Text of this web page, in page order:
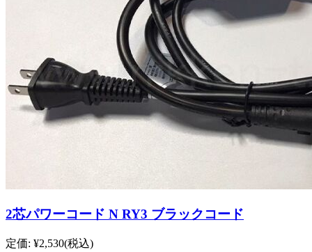
2芯パワーコード N RY3 ブラックコード
定価: ¥2,530(税込)